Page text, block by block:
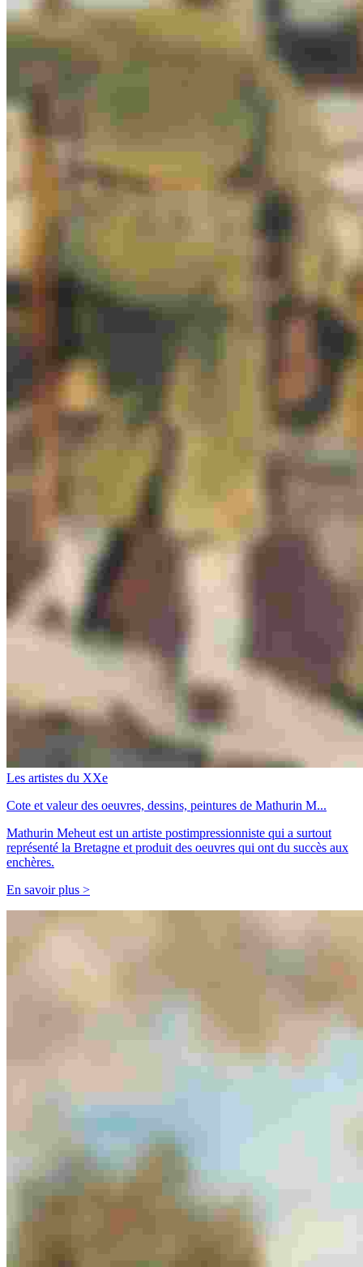
Les artistes du XXe
Cote et valeur des oeuvres, dessins, peintures de Mathurin M...
Mathurin Meheut est un artiste postimpressionniste qui a surtout
représenté la Bretagne et produit des oeuvres qui ont du succès aux
enchères.
En savoir plus >